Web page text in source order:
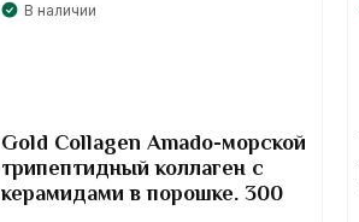
В наличии
Gold Collagen Amado-морской
трипептидный коллаген с
керамидами в порошке. 300